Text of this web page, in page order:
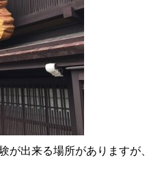
が出来る場所がありますが